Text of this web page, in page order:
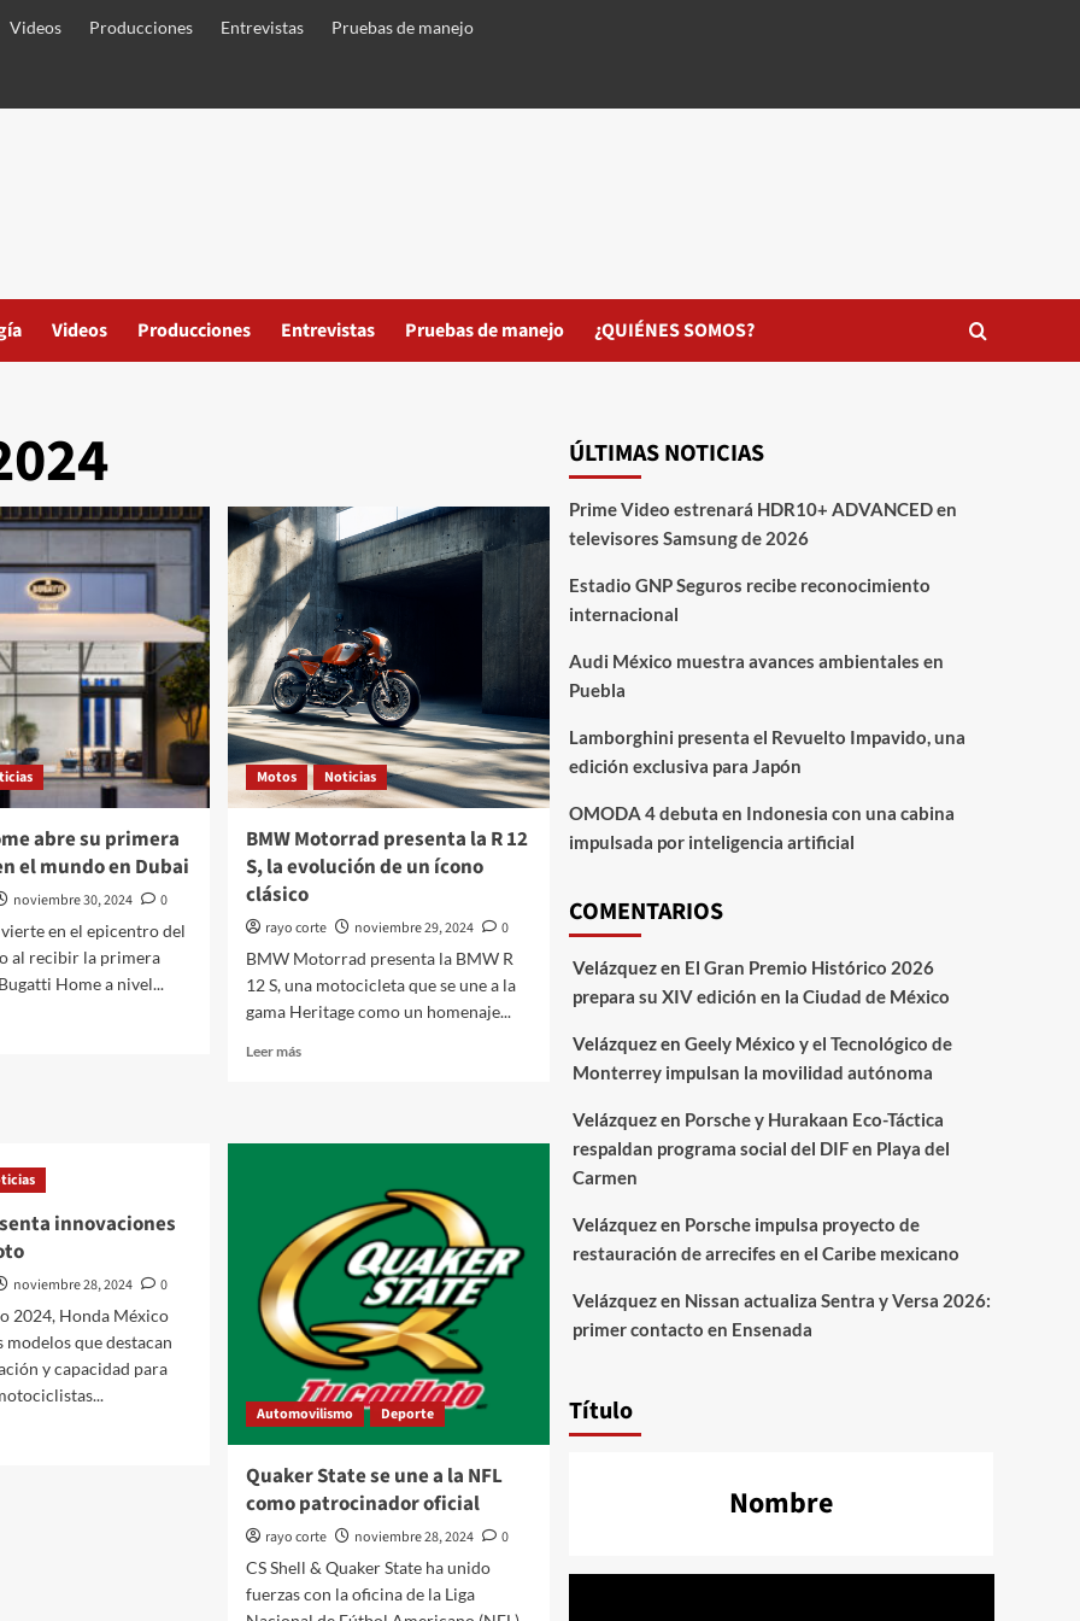
Videos Producciones Entrevistas Pruebas de manejo
Videos Producciones Entrevistas Pruebas de manejo ¿QUIÉNES SOMOS?
abre su primera
el mundo en Dubai
noviembre 30, 2024
0
en el epicentro del
al recibir la primera
Home a nivel...
Motos Noticias
BMW Motorrad presenta la R 12
S, la evolución de un ícono
clásico
rayo corte noviembre 29, 2024
0
BMW Motorrad presenta la BMW R
12 S, una motocicleta que se une a la
gama Heritage como un homenaje...
Leer másLeer
Motorrad
12
S,
la
evolución
de
un
ícono
clásico
innovaciones
noviembre 28, 2024
0
2024, Honda México
modelos que destacan
y capacidad para
Automovilismo Deporte
Quaker State se une a la NFL
como patrocinador oficial
rayo corte noviembre 28, 2024
0
CS Shell & Quaker State ha unido
fuerzas con la oficina de la Liga
ÚLTIMAS NOTICIAS
Prime Video estrenará HDR10+ ADVANCED en
televisores Samsung de 2026
Estadio GNP Seguros recibe reconocimiento
internacional
Audi México muestra avances ambientales en
Puebla
Lamborghini presenta el Revuelto Impavido, una
edición exclusiva para Japón
OMODA 4 debuta en Indonesia con una cabina
impulsada por inteligencia artificial
COMENTARIOS
Velázquezen El Gran Premio Histórico 2026
prepara su XIV edición en la Ciudad de México
Velázquezen Geely México y el Tecnológico de
Monterrey impulsan la movilidad autónoma
Velázquezen Porsche y Hurakaan Eco-Táctica
respaldan programa social del DIF en Playa del
Carmen
Velázquezen Porsche impulsa proyecto de
restauración de arrecifes en el Caribe mexicano
Velázquezen Nissan actualiza Sentra y Versa 2026:
primer contacto en Ensenada
Título
Nombre